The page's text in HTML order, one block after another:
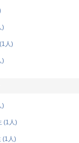
)
人)
)
)
(1人)
(1人)